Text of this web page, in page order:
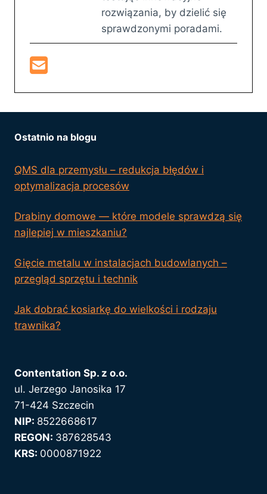
rozwiązania, by dzielić się
sprawdzonymi poradami.
Ostatnio na blogu
QMS dla przemysłu – redukcja błędów i
optymalizacja procesów
Drabiny domowe — które modele sprawdzą się
najlepiej w mieszkaniu?
Gięcie metalu w instalacjach budowlanych –
przegląd sprzętu i technik
Jak dobrać kosiarkę do wielkości i rodzaju
trawnika?
Contentation Sp. z o.o.
ul. Jerzego Janosika 17
71-424 Szczecin
NIP: 8522668617
REGON: 387628543
KRS: 0000871922